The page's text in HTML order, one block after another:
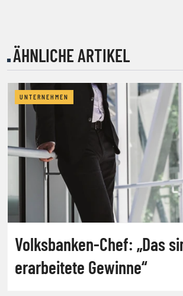
ÄHNLICHE ARTIKEL
UNTERNEHMEN
Volksbanken-Chef: „Das
erarbeitete Gewinne“